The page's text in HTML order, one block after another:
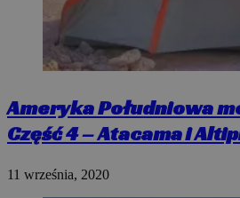
Ameryka Południowa
Część 4 – Atacama i
11 września, 2020